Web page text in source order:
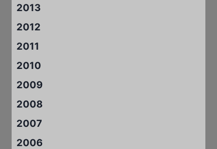
2013
2012
2011
2010
2009
2008
2007
2006